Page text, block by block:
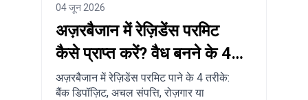
04 जून 2026
अज़रबैजान में रेज़िडेंस परमिट
कैसे प्राप्त करें? वैध बनने के 4
तरीके
अज़रबैजान में रेज़िडेंस परमिट पाने के 4 तरीके:
बैंक डिपॉज़िट, अचल संपत्ति, रोज़गार या